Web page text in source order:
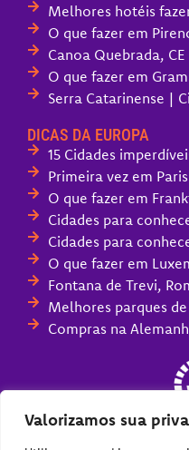
Valorizamos sua
Melhores hotéis
O que fazer em
Canoa Quebrada, CE
O que fazer em
Serra Catarinense |
DICAS DA EUROPA
15 Cidades
Primeira vez em Paris
O que fazer em
Cidades para
Cidades para
O que fazer em
Fontana de Trevi,
Melhores parques
Compras na